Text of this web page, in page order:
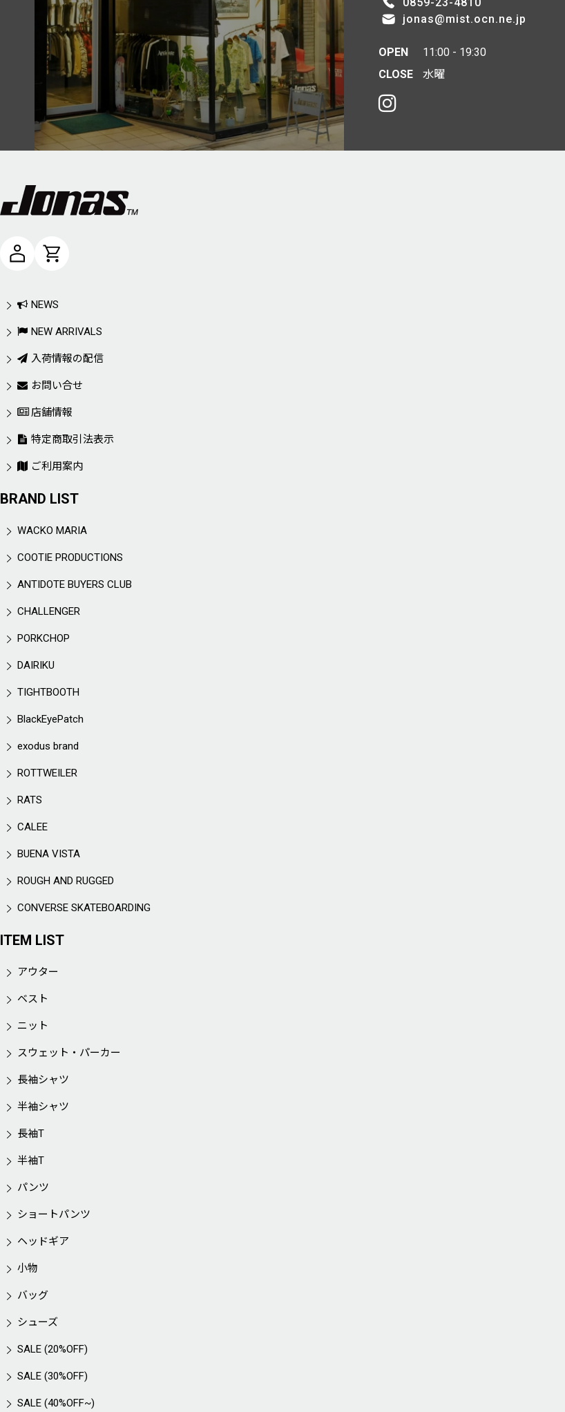
jonas@mist.ocn.ne.jp
OPEN
11:00 - 19:30
CLOSE
水曜
NEWS
NEW ARRIVALS
入荷情報の配信
お問い合せ
店舗情報
特定商取引法表示
ご利用案内
BRAND LIST
WACKO MARIA
COOTIE PRODUCTIONS
ANTIDOTE BUYERS CLUB
CHALLENGER
PORKCHOP
DAIRIKU
TIGHTBOOTH
BlackEyePatch
exodus brand
ROTTWEILER
RATS
CALEE
BUENA VISTA
ROUGH AND RUGGED
CONVERSE SKATEBOARDING
ITEM LIST
アウター
ベスト
ニット
スウェット・パーカー
長袖シャツ
半袖シャツ
長袖T
半袖T
パンツ
ショートパンツ
ヘッドギア
小物
バッグ
シューズ
SALE (20%OFF)
SALE (30%OFF)
SALE (40%OFF~)